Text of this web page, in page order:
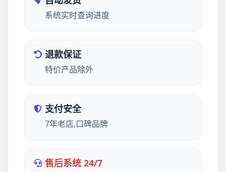
系统实时查询进度
退款保证
特价产品除外
支付安全
7年老店,口碑品牌
售后系统 24/7